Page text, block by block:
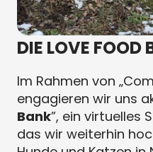
DIE LOVE FOOD
Im Rahmen von
engagieren wir uns
Bank”, ein virtuelles
das wir weiterhin